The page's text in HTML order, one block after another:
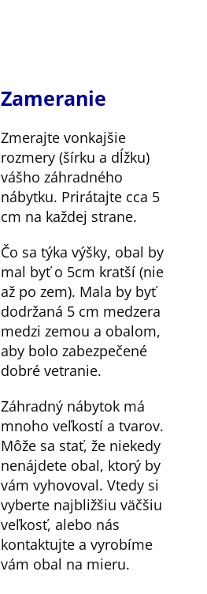
Zameranie
Zmerajte vonkajšie
rozmery (šírku a dĺžku)
vášho záhradného
nábytku. Prirátajte cca 5
cm na každej strane.
Čo sa týka výšky, obal by
mal byť o 5cm kratší (nie
až po zem). Mala by byť
dodržaná 5 cm medzera
medzi zemou a obalom,
aby bolo zabezpečené
dobré vetranie.
Záhradný nábytok má
mnoho veľkostí a tvarov.
Môže sa stať, že niekedy
nenájdete obal, ktorý by
vám vyhovoval. Vtedy si
vyberte najbližšiu väčšiu
veľkosť, alebo nás
kontaktujte a vyrobíme
vám obal na mieru.